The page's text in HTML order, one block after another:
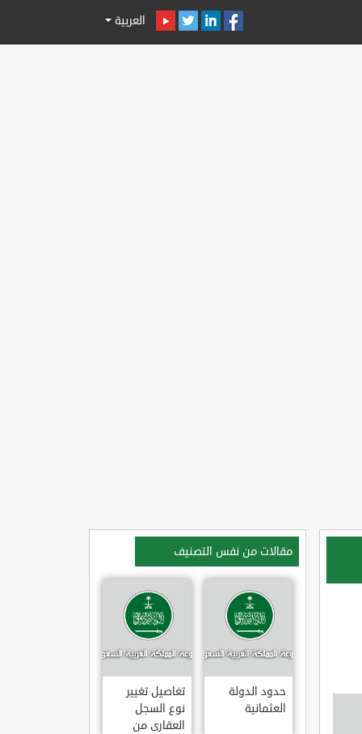
العربية
مقالات من نفس التصنيف
حدود الدولة
العثمانية
تغاصيل تغيير
نوع السجل
العقارى من